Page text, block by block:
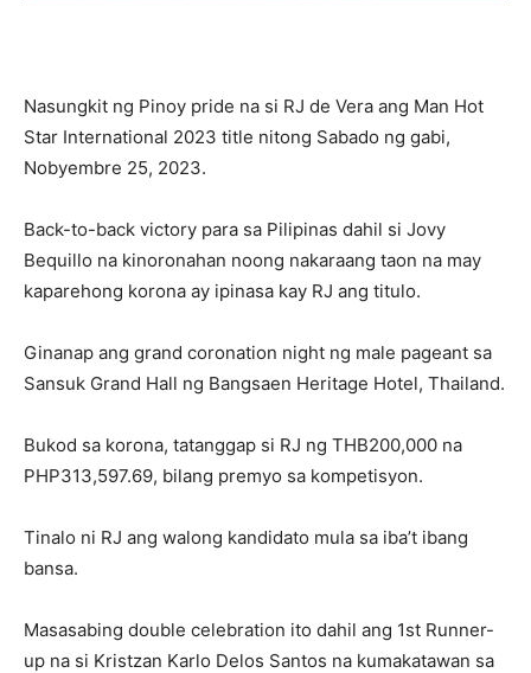
Nasungkit ng Pinoy pride na si RJ de Vera ang Man Hot
Star International 2023 title nitong Sabado ng gabi,
Nobyembre 25, 2023.
Back-to-back victory para sa Pilipinas dahil si Jovy
Bequillo na kinoronahan noong nakaraang taon na may
kaparehong korona ay ipinasa kay RJ ang titulo.
Ginanap ang grand coronation night ng male pageant sa
Sansuk Grand Hall ng Bangsaen Heritage Hotel, Thailand.
Bukod sa korona, tatanggap si RJ ng THB200,000 na
PHP313,597.69, bilang premyo sa kompetisyon.
Tinalo ni RJ ang walong kandidato mula sa iba’t ibang
bansa.
Masasabing double celebration ito dahil ang 1st Runner-
up na si Kristzan Karlo Delos Santos na kumakatawan sa